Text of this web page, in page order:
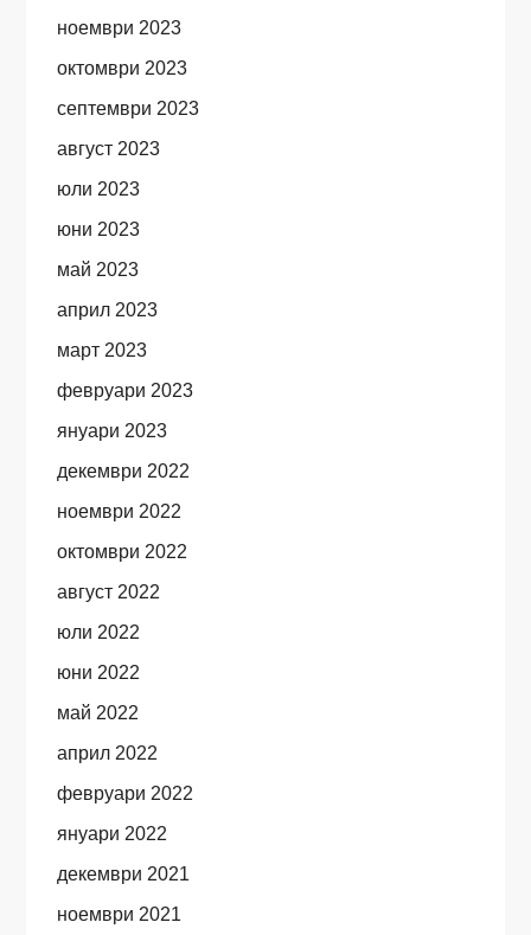
ноември 2023
октомври 2023
септември 2023
август 2023
юли 2023
юни 2023
май 2023
април 2023
март 2023
февруари 2023
януари 2023
декември 2022
ноември 2022
октомври 2022
август 2022
юли 2022
юни 2022
май 2022
април 2022
февруари 2022
януари 2022
декември 2021
ноември 2021